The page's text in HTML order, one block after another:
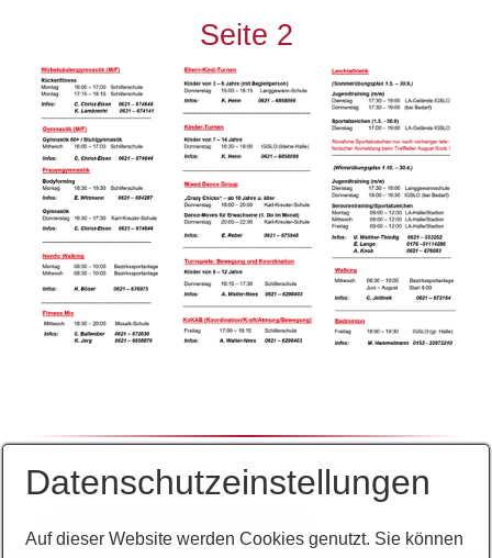
Seite 2
Datenschutzeinstellungen
Auf dieser Website werden Cookies genutzt. Sie können